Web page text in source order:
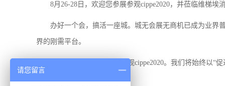
8月26-28日，欢迎您参展参观cippe2020，并莅临维梯埃
办好一个会，搞活一座城。城无会展无商机已成为业界
界的刚需平台。
欢迎国内外企业参展、参观cippe2020。我们将始终以
请您留言